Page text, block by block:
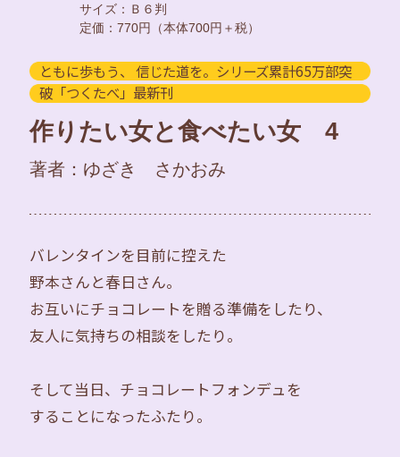
サイズ：Ｂ６判
定価：770円（本体700円＋税）
ともに歩もう、 信じた道を。シリーズ累計65万部突
破「つくたべ」最新刊
作りたい女と食べたい女 4
著者：ゆざき さかおみ
バレンタインを目前に控えた
野本さんと春日さん。
お互いにチョコレートを贈る準備をしたり、
友人に気持ちの相談をしたり。
そして当日、チョコレートフォンデュを
することになったふたり。